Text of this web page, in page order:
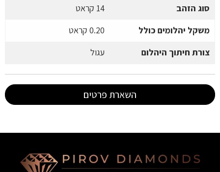
סוג הזהב
14 קראט
משקל יהלומים כולל
0.20 קראט
צורת חיתוך היהלום
עגול
השארת פרטים